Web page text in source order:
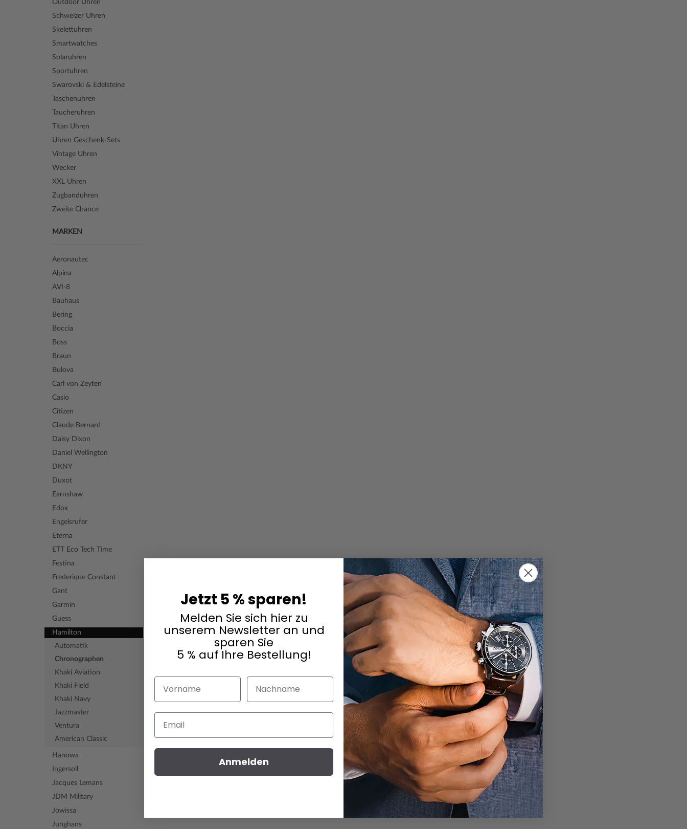
Outdoor Uhren
Schweizer Uhren
Skelettuhren
Smartwatches
Solaruhren
Sportuhren
Swarovski & Edelsteine
Taschenuhren
Taucheruhren
Titan Uhren
Uhren Geschenk-Sets
Vintage Uhren
Wecker
XXL Uhren
Zugbanduhren
Zweite Chance
MARKEN
Aeronautec
Alpina
AVI-8
Bauhaus
Bering
Boccia
Boss
Braun
Bulova
Carl von Zeyten
Casio
Citizen
Claude Bernard
Daisy Dixon
Daniel Wellington
DKNY
Duxot
Earnshaw
Edox
Engelsrufer
Eterna
ETT Eco Tech Time
Festina
Frederique Constant
Gant
Garmin
Guess
Hamilton
Automatik
Chronographen
Khaki Aviation
Khaki Field
Khaki Navy
Jazzmaster
Ventura
American Classic
Hanowa
Ingersoll
Jacques Lemans
JDM Military
Jowissa
Junghans
Jetzt 5 % sparen!
Melden Sie sich hier zu
unserem Newsletter an und
sparen Sie
5 % auf Ihre Bestellung!
Vorname Nachname
Email
Anmelden